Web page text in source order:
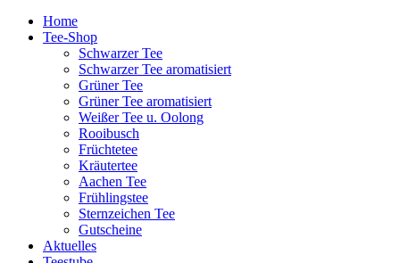
Home
Tee-Shop
Schwarzer Tee
Schwarzer Tee aromatisiert
Grüner Tee
Grüner Tee aromatisiert
Weißer Tee u. Oolong
Rooibusch
Früchtetee
Kräutertee
Aachen Tee
Frühlingstee
Sternzeichen Tee
Gutscheine
Aktuelles